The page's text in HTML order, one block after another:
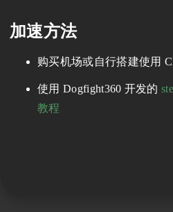
加速方法
购买机场或自行搭建使用
使用 Dogfight360 开发的
教程